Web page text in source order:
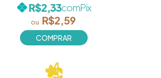
Estampa "Deus é bom o
tempo todim!" Ref.
BM48
R$2,59
R$2,33comPix